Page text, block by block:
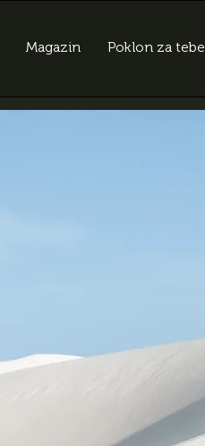
Magazin Poklon za tebe